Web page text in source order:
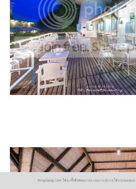
BlogGang.com ใช้คุกกี้เพื่อพัฒนาประสบการณ์การใช้งานของคุณ